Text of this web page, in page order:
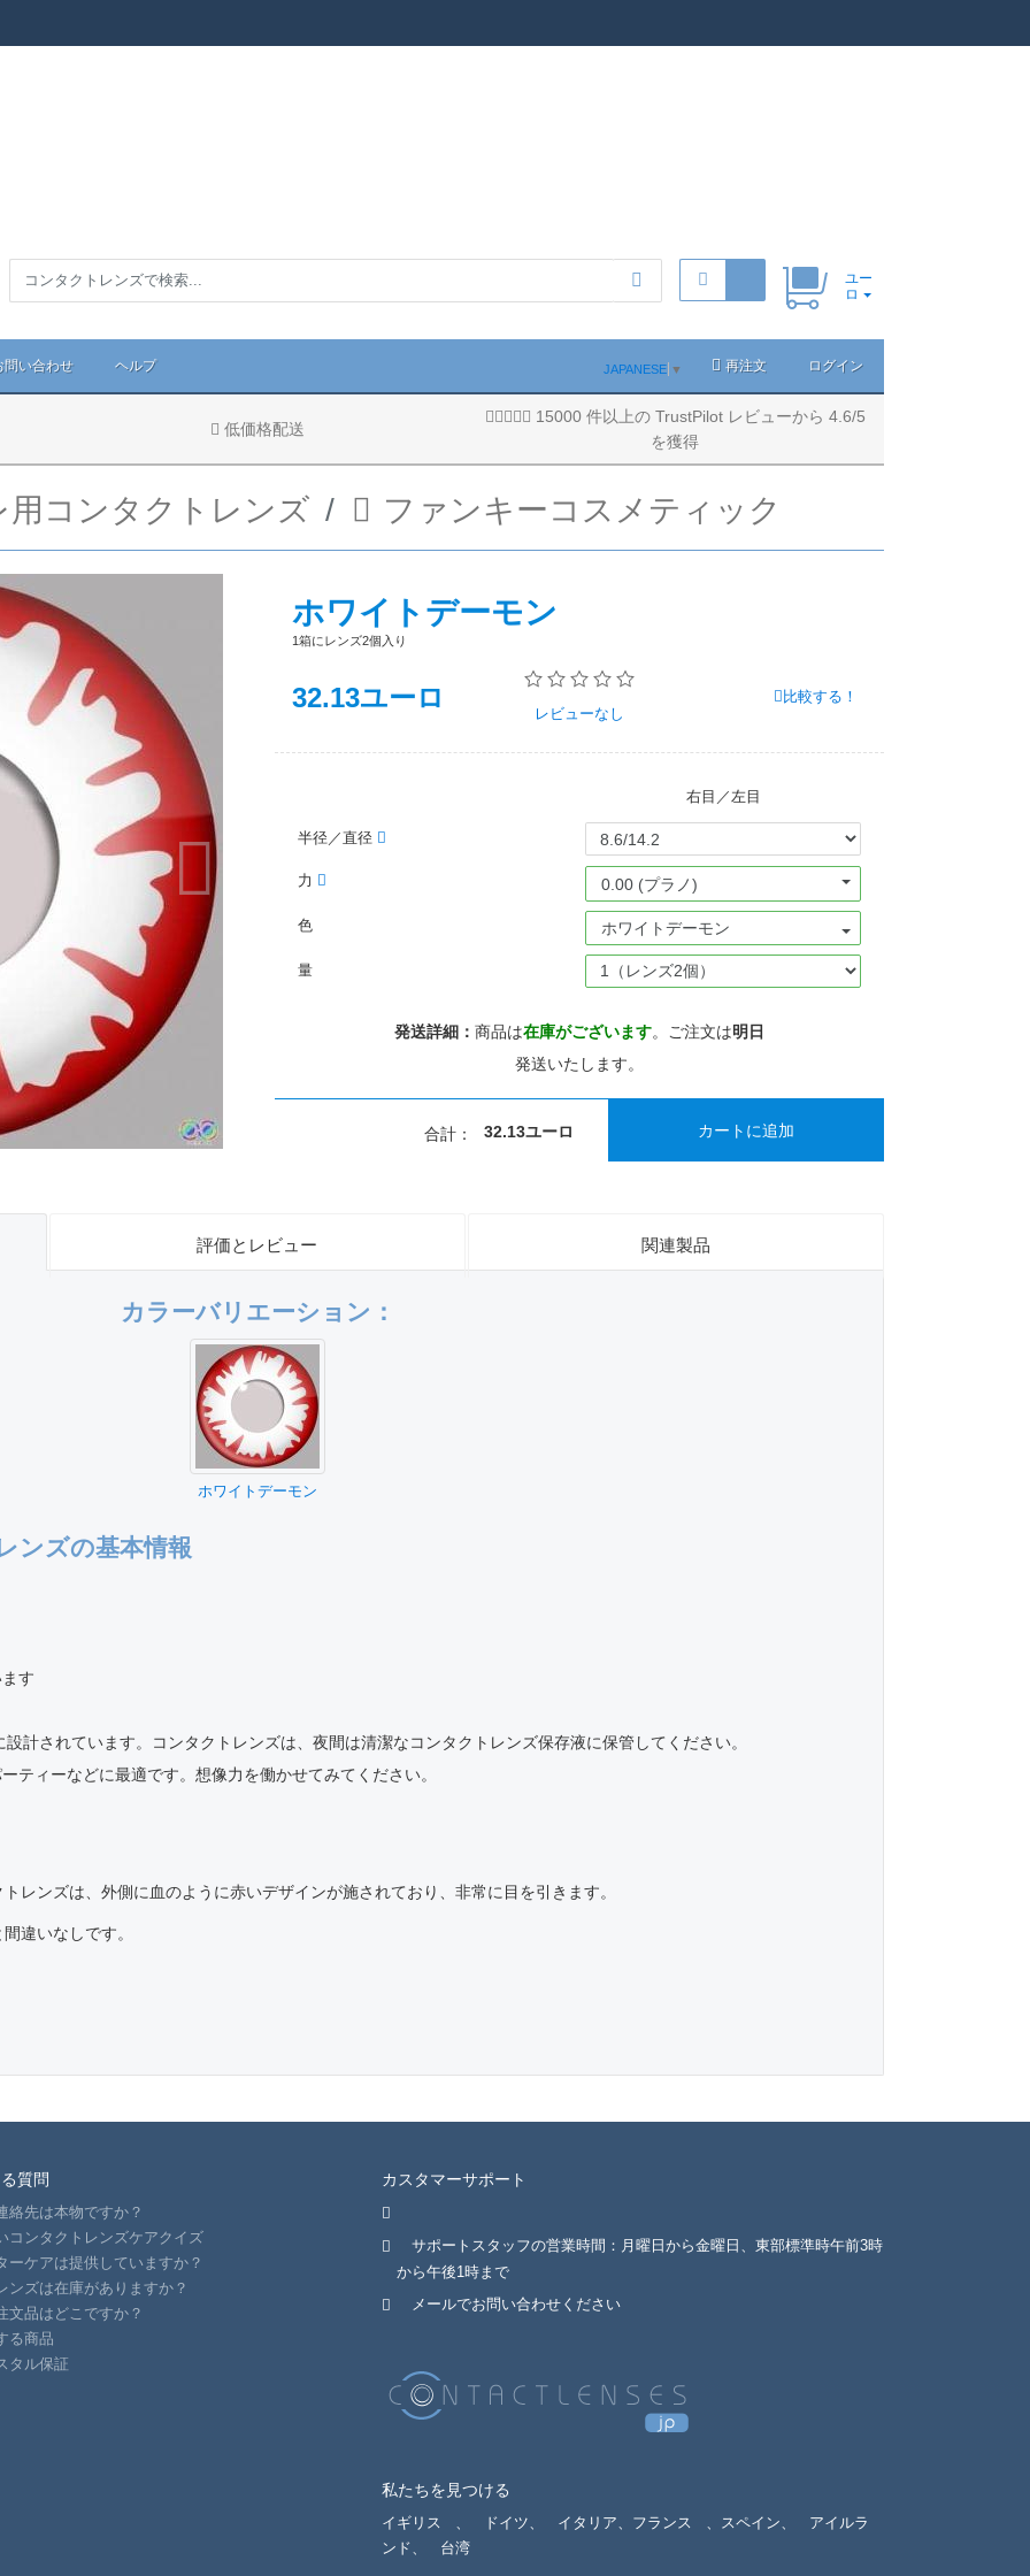
ユー
ロ
問い合わせ ヘルプ JAPANESE ▼ 再注文 ログイン
低価格配送
15000 件以上の TrustPilot レビューから 4.6/5
を獲得
コンタクトレンズ ファンキーコスメティック
ホワイトデーモン
1箱にレンズ2個入り
32.13ユーロ
レビューなし
比較する！
右目／左目
半径／直径
力 0.00 (プラノ)
色 ホワイトデーモン
量
発送詳細： 商品は在庫がございます。ご注文は明日
発送いたします。
合計： 32.13ユーロ カートに追加
評価とレビュー 関連製品
カラーバリエーション：
ホワイトデーモン
ンズの基本情報
す
計されています。コンタクトレンズは、夜間は清潔なコンタクトレンズ保存液に保管してください。
ティーなどに最適です。想像力を働かせてみてください。
レンズは、外側に血のように赤いデザインが施されており、非常に目を引きます。
違いなしです。
質問
絡先は本物ですか？
コンタクトレンズケアクイズ
ーケアは提供していますか？
ンズは在庫がありますか？
文品はどこですか？
る商品
タル保証
カスタマーサポート
サポートスタッフの営業時間：月曜日から金曜日、東部標準時午前3時
から午後1時まで
メールでお問い合わせください
私たちを見つける
イギリス ドイツ、 イタリア、フランス 、スペイン、
アイルラ
ンド、
台湾